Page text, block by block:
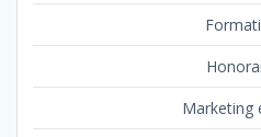
Marketing